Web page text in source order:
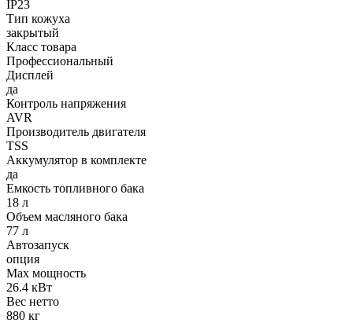
IP23
Тип кожуха
закрытый
Класс товара
Профессиональный
Дисплей
да
Контроль напряжения
AVR
Производитель двигателя
TSS
Аккумулятор в комплекте
да
Емкость топливного бака
18 л
Объем масляного бака
77 л
Автозапуск
опция
Max мощность
26.4 кВт
Вес нетто
880 кг